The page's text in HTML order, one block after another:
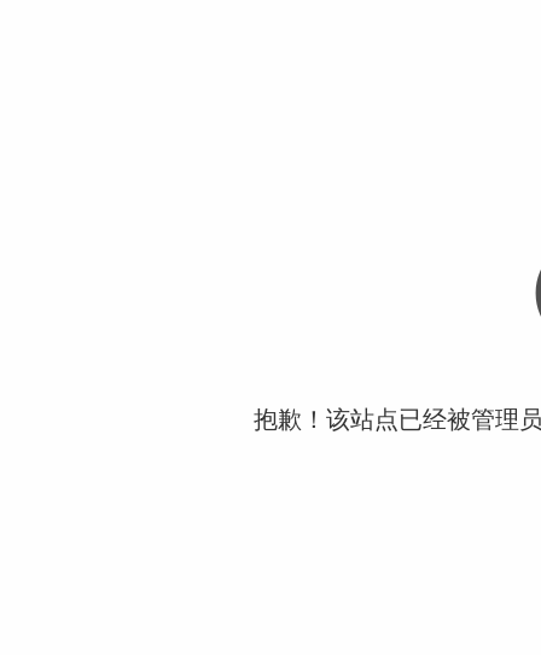
抱歉！该站点已经被管理